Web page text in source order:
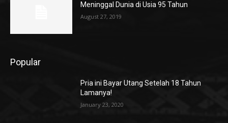
Meninggal Dunia di Usia 95 Tahun
August 27, 2019
Popular
Pria ini Bayar Utang Setelah 18 Tahun
Lamanya!
January 23, 2020